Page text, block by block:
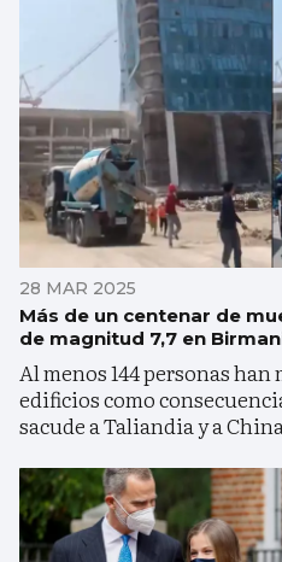
28 MAR 2025
Más de un centenar de
de magnitud 7,7 en
Al menos 144 personas
edificios como
sacude a Taliandia y a China